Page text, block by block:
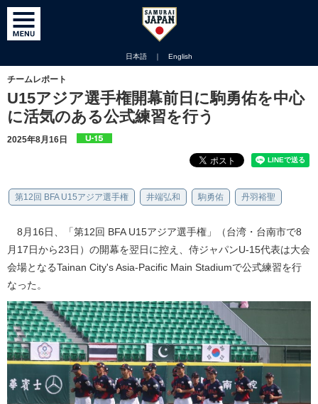
日本語 ｜ English
チームレポート
U15アジア選手権開幕前日に駒勇佑を中心
に活気のある公式練習を行う
2025年8月16日
第12回 BFA U15アジア選手権 井端弘和 駒勇佑 丹羽裕聖
8月16日、「第12回 BFA U15アジア選手権」（台湾・台南市で8
月17日から23日）の開幕を翌日に控え、侍ジャパンU-15代表は大会
会場となるTainan City's Asia-Pacific Main Stadiumで公式練習を行
なった。